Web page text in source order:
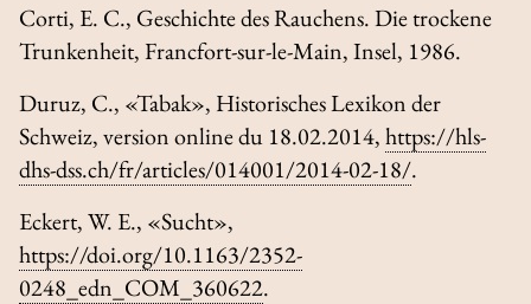
Corti, E. C., Geschichte des Rauchens. Die trockene
Trunkenheit, Francfort-sur-le-Main, Insel, 1986.
Duruz, C., «Tabak», Historisches Lexikon der
Schweiz, version online du 18.02.2014,https://hls-
dhs-dss.ch/fr/articles/014001/2014-02-18/.
Eckert, W. E., «Sucht»,
https://doi.org/10.1163/2352-
0248_edn_COM_360622.